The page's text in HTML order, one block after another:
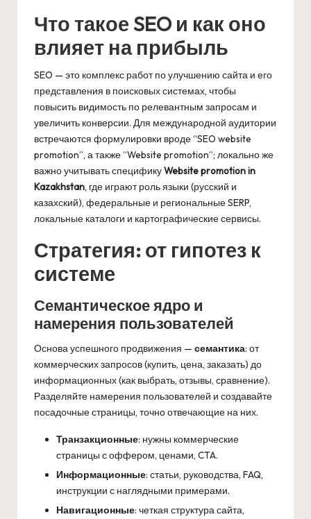
Что такое SEO и как оно
влияет на прибыль
SEO — это комплекс работ по улучшению сайта и его
представления в поисковых системах, чтобы
повысить видимость по релевантным запросам и
увеличить конверсии. Для международной аудитории
встречаются формулировки вроде “SEO website
promotion”, а также “Website promotion”; локально же
важно учитывать спецификуWebsite promotion in
Kazakhstan, где играют роль языки (русский и
казахский), федеральные и региональные SERP,
локальные каталоги и картографические сервисы.
Стратегия: от гипотез к
системе
Семантическое ядро и
намерения пользователей
Основа успешного продвижения — семантика: от
коммерческих запросов (купить, цена, заказать) до
информационных (как выбрать, отзывы, сравнение).
Разделяйте намерения пользователей и создавайте
посадочные страницы, точно отвечающие на них.
Транзакционные: нужны коммерческие
страницы с оффером, ценами, CTA.
Информационные: статьи, руководства, FAQ,
инструкции с наглядными примерами.
Навигационные: четкая структура сайта,